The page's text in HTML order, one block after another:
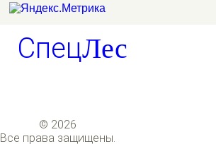
СпецЛес
© 2026
Все права защищены.